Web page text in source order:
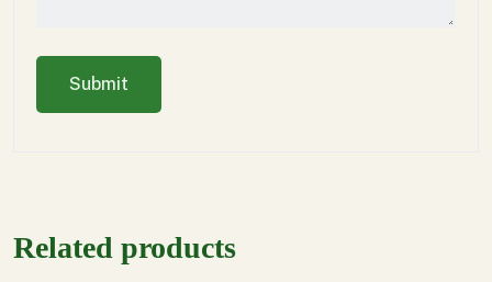
Related products